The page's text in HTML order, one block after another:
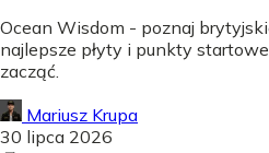
Ocean Wisdom - poznaj
najlepsze płyty i punkty
zacząć.
Mariusz Krupa
30 lipca 2026